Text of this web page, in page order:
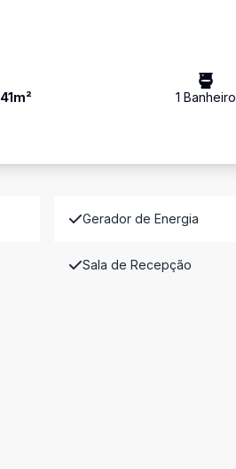
41m² 1 Banheiro
Gerador de Energia
Sala de Recepção